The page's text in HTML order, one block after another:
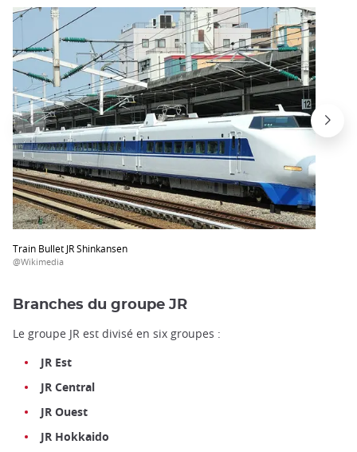
Train Bullet JR Shinkansen
@Wikimedia
Branches du groupe JR
Le groupe JR est divisé en six groupes :
JR Est
JR Central
JR Ouest
JR Hokkaido